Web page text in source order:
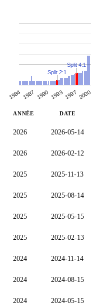
1984 1987 1990 1993 1997 2000
Split 2:1
Split 4:1
ANNÉE DATE
2026 2026-05-14
2026 2026-02-12
2025 2025-11-13
2025 2025-08-14
2025 2025-05-15
2025 2025-02-13
2024 2024-11-14
2024 2024-08-15
2024 2024-05-15